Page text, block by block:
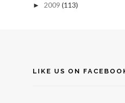
► 2009 (113)
LIKE US ON